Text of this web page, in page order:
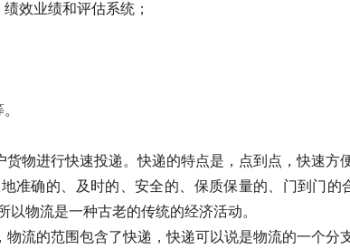
效业绩和评估系统；
物进行快速投递。快递的特点是，点到点，快速方便
准确的、及时的、安全的、保质保量的、门到门的
物流是一种古老的传统的经济活动。
流的范围包含了快递，快递可以说是物流的一个分支